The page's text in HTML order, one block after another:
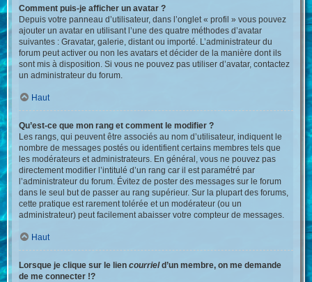
Comment puis-je afficher un avatar ?
Depuis votre panneau d’utilisateur, dans l’onglet « profil » vous pouvez
ajouter un avatar en utilisant l’une des quatre méthodes d’avatar
suivantes : Gravatar, galerie, distant ou importé. L’administrateur du
forum peut activer ou non les avatars et décider de la manière dont ils
sont mis à disposition. Si vous ne pouvez pas utiliser d’avatar, contactez
un administrateur du forum.
Haut
Qu’est-ce que mon rang et comment le modifier ?
Les rangs, qui peuvent être associés au nom d’utilisateur, indiquent le
nombre de messages postés ou identifient certains membres tels que
les modérateurs et administrateurs. En général, vous ne pouvez pas
directement modifier l’intitulé d’un rang car il est paramétré par
l’administrateur du forum. Évitez de poster des messages sur le forum
dans le seul but de passer au rang supérieur. Sur la plupart des forums,
cette pratique est rarement tolérée et un modérateur (ou un
administrateur) peut facilement abaisser votre compteur de messages.
Haut
Lorsque je clique sur le liencourrield’un membre, on me demande
de me connecter !?